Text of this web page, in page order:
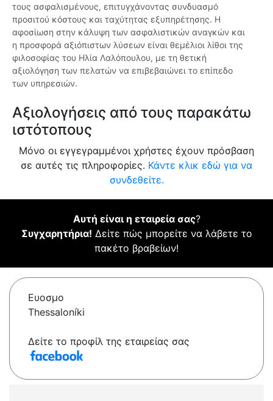
τους ασφαλισμένους, επιτυγχάνοντας συνδυασμό
προσιτού κόστους και ταχύτητας εξυπηρέτησης. Η
αφοσίωση στην κάλυψη των ασφαλιστικών αναγκών και
η προσφορά αξιόπιστων λύσεων είναι θεμέλιοι λίθοι της
φιλοσοφίας του Ηλία Λαλόπουλου, με τη θετική
αξιολόγηση των πελατών να επιβεβαιώνει το επίπεδο
των υπηρεσιών.
Αξιολογήσεις από τους παρακάτω
ιστότοπους
Μόνο οι εγγεγραμμένοι χρήστες έχουν πρόσβαση
σε αυτές τις πληροφορίες. Κάντε κλικ εδώ για να
συνδεθείτε.
Αυτή είναι η εταιρεία σας?
Συγχαρητήρια! Δείτε πώς μπορείτε να λάβετε το
πακέτο βραβείων!
Ευοσμο
Thessaloníki
Δείτε το προφίλ της εταιρείας σας